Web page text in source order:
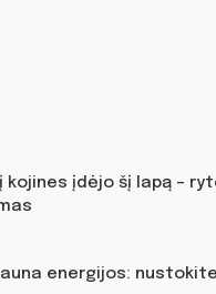
įdėjo šį lapą –
energijos: